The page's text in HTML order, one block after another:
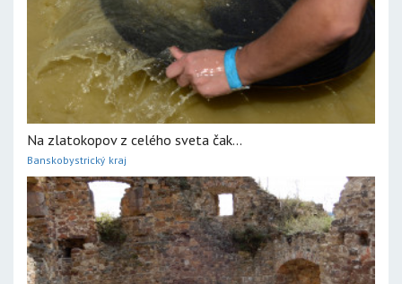
Na zlatokopov z celého sveta čak...
Banskobystrický kraj